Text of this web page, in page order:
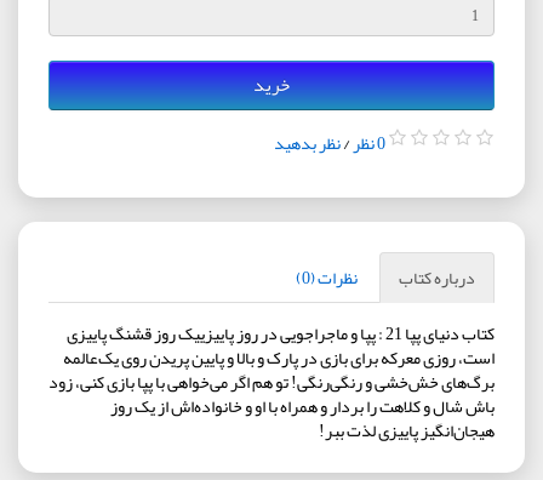
خرید
0 نظر /نظر بدهید
درباره کتاب
نظرات (0)
کتاب دنیای پپا 21 : پپا و ماجراجویی در روز پاییزییک روز قشنگ پاییزی
است، روزی معرکه برای بازی در پارک و بالا و پایین پریدن روی یک‌عالمه
برگ‌های خش‌خشی و رنگی‌رنگی! تو هم اگر می‌خواهی با پپا بازی کنی، زود
باش شال و کلاهت را بردار و همراه با او و خانوا‌ده‌اش از یک روز
هیجان‌انگیز پاییزی لذت ببر!